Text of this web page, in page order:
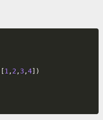
[1 ,2 ,3,4] )